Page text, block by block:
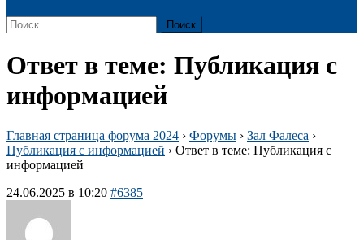
Найти:
Ответ в теме: Публикация с
информацией
Главная страница форума 2024 › Форумы › Зал Фалеса ›
Публикация с информацией › Ответ в теме: Публикация с
информацией
24.06.2025 в 10:20 #6385